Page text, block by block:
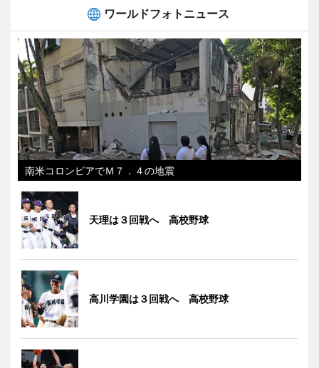
ワールドフォトニュース
南米コロンビアでＭ７．４の地震
天理は３回戦へ 高校野球
高川学園は３回戦へ 高校野球